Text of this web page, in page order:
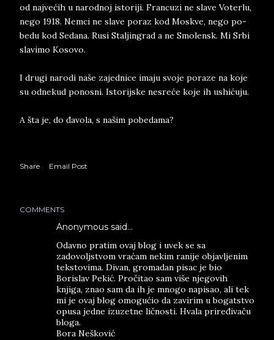
od naj­većih u na­rod­noj isto­ri­ji. Fran­cu­zi ne sla­ve Vo­ter­lu,
nego 1918. Nem­ci ne sla­ve po­raz kod Mo­skve, nego po­
be­du kod Se­da­na. Rusi Stal­jin­grad a ne Smo­lensk. Mi Srbi
sla­vi­mo Ko­so­vo.
I dru­gi na­ro­di naše za­jed­ni­ce ima­ju svo­je po­ra­ze na koje
su od­ne­kud po­no­sni. Isto­rij­ske ne­sreće koje ih ushićuju.
A šta je, do đavo­la, s našim po­be­da­ma?
Share Email Post
COMMENTS
Anonymous said…
Odavno pratim ovaj blog i uvek se sa
zadovoljstvom vraćam nekim ranije objavljenim
tekstovima. Divan, gromadan pisac je bio
Borislav Pekić. Pročitao sam više njegovih
knjiga, znao sam da ih je mnogo napisao, ali tek
mi je ovaj blog omogućio da zavirim u bogatstvo
opusa jedne izuzetne ličnosti. Hvala priređivaču
bloga.
Bora Nešković